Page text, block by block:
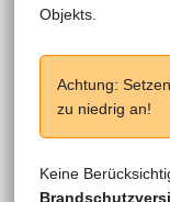
Objekts.
Achtung:
zu niedrig an!
Keine